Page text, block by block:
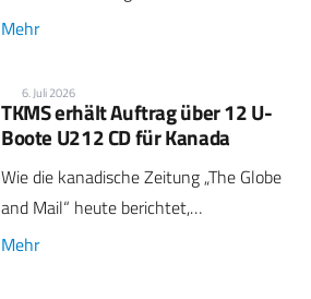
Mehr
6. Juli 2026
TKMS erhält Auftrag über 12 U-
Boote U212 CD für Kanada
Wie die kanadische Zeitung „The Globe
and Mail“ heute berichtet,…
Mehr